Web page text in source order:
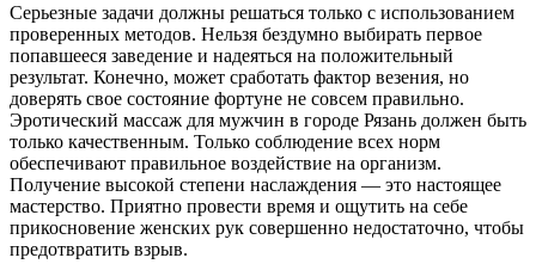
Серьезные задачи должны решаться только с использованием
проверенных методов. Нельзя бездумно выбирать первое
попавшееся заведение и надеяться на положительный
результат. Конечно, может сработать фактор везения, но
доверять свое состояние фортуне не совсем правильно.
Эротический массаж для мужчин в городе Рязань должен быть
только качественным. Только соблюдение всех норм
обеспечивают правильное воздействие на организм.
Получение высокой степени наслаждения — это настоящее
мастерство. Приятно провести время и ощутить на себе
прикосновение женских рук совершенно недостаточно, чтобы
предотвратить взрыв.